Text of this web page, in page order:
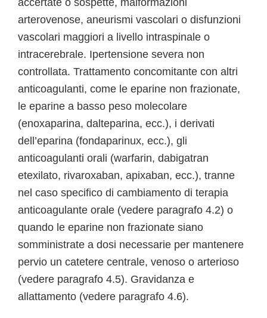
accertate o sospette, malformazioni
arterovenose, aneurismi vascolari o disfunzioni
vascolari maggiori a livello intraspinale o
intracerebrale. Ipertensione severa non
controllata. Trattamento concomitante con altri
anticoagulanti, come le eparine non frazionate,
le eparine a basso peso molecolare
(enoxaparina, dalteparina, ecc.), i derivati
dell’eparina (fondaparinux, ecc.), gli
anticoagulanti orali (warfarin, dabigatran
etexilato, rivaroxaban, apixaban, ecc.), tranne
nel caso specifico di cambiamento di terapia
anticoagulante orale (vedere paragrafo 4.2) o
quando le eparine non frazionate siano
somministrate a dosi necessarie per mantenere
pervio un catetere centrale, venoso o arterioso
(vedere paragrafo 4.5). Gravidanza e
allattamento (vedere paragrafo 4.6).